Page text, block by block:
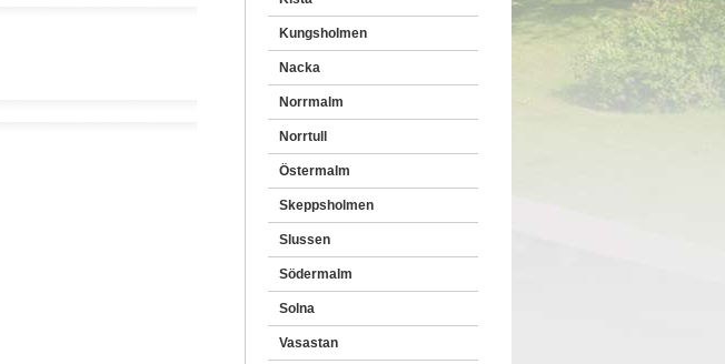
Kungsholmen
Nacka
Norrmalm
Norrtull
Östermalm
Skeppsholmen
Slussen
Södermalm
Solna
Vasastan